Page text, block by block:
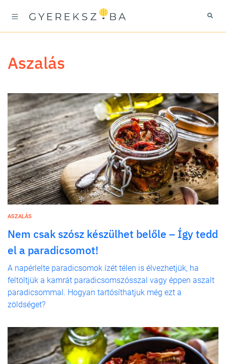
aszalás
ASZALÁS
Nem csak szósz készülhet belőle – Így tedd
el a paradicsomot!
A napérlelte paradicsomok ízét télen is élvezhetjük, ha
feltöltjük a kamrát paradicsomszósszal vagy éppen aszalt
paradicsommal. Hogyan tartósíthatjuk még ezt a
zöldséget?